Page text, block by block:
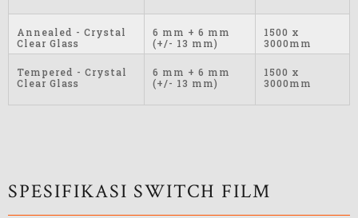
Annealed - Crystal
Clear Glass
6 mm + 6 mm
(+/- 13 mm)
1500 x
3000mm
Tempered - Crystal
Clear Glass
6 mm + 6 mm
(+/- 13 mm)
1500 x
3000mm
SPESIFIKASI SWITCH FILM